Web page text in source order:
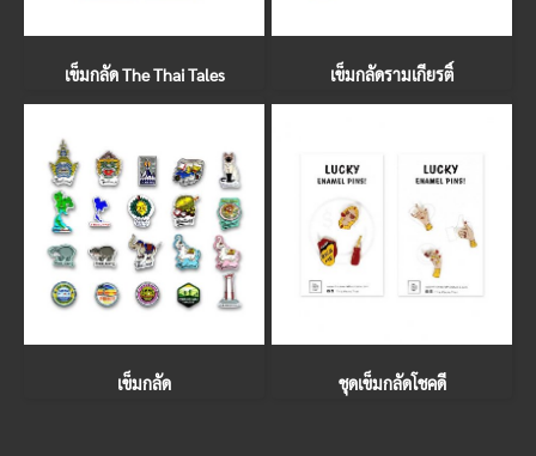
เข็มกลัด The Thai Tales เข็มกลัดรามเกียรติ์
เข็มกลัด ชุดเข็มกลัดโชคดี